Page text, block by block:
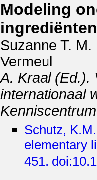
Modeling
ingrediënten
Suzanne T.
Vermeul
A. Kraal (Ed.).
internationaal
Schutz,
elementary
451.